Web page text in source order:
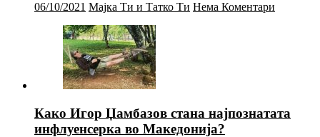
06/10/2021 Мајка Ти и Татко Ти Нема Коментари
Како Игор Џамбазов стана најпознатата
инфлуенсерка во Македонија?